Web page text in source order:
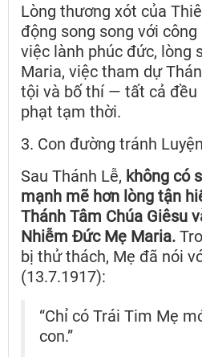
Lòng thương xót của
động song song với
việc lành phúc đức, lòng
Maria, việc tham dự
tội và bố thí — tất cả đều
phạt tạm thời.
3. Con đường tránh
Sau Thánh Lễ, không có
mạnh mẽ hơn lòng tận
Thánh Tâm Chúa Giêsu
Nhiễm Đức Mẹ Maria.
bị thử thách, Mẹ đã nói
(13.7.1917):
“Chỉ có Trái Tim Mẹ
con.”